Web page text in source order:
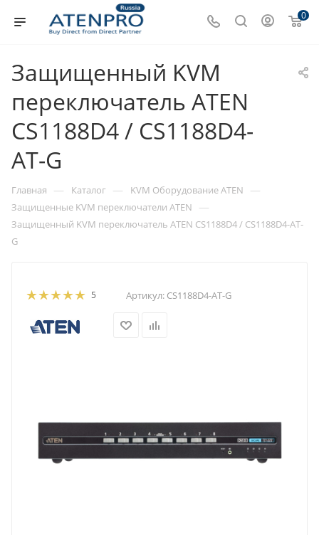
0
Защищенный KVM
переключатель ATEN
CS1188D4 / CS1188D4-
AT-G
Главная — Каталог — KVM Оборудование ATEN —
Защищенные KVM переключатели ATEN —
Защищенный KVM переключатель ATEN CS1188D4 / CS1188D4-AT-
G
5 Артикул: CS1188D4-AT-G